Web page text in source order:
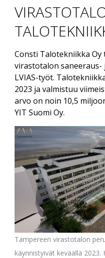
Consti Talotekniikka
virastotalon saneeraus-
LVIAS-työt.
2023 ja valmistuu
arvo on noin 10,5
YIT Suomi Oy.
Tampereen virastotalon
käynnistyivät keväällä